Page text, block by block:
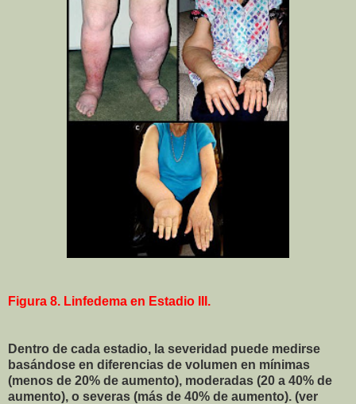
Figura 8. Linfedema en Estadio III.
Dentro de cada estadio, la severidad puede medirse
basándose en diferencias de volumen en mínimas
(menos de 20% de aumento), moderadas (20 a 40% de
aumento), o severas (más de 40% de aumento). (ver